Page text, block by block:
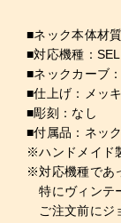
■ネック本体材
■対応機種：
■ネックカーブ
■仕上げ：メッ
■彫刻：なし
■付属品：ネッ
※ハンドメイド
※対応機種であ
特にヴィンテ
ご注文前にジ